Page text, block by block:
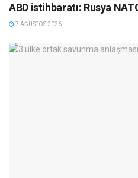
ABD istihbaratı: Rusya
7 AĞUSTOS 2026